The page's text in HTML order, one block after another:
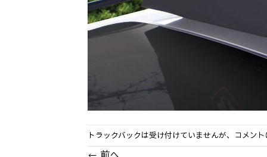
トラックバックは受け付けていませんが、 コメン
← 前へ